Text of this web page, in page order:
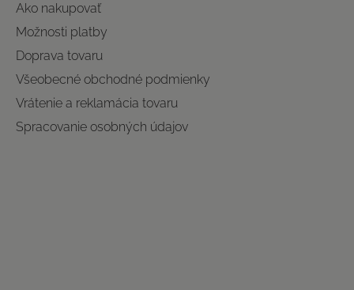
Ako nakupovať
Možnosti platby
Doprava tovaru
Všeobecné obchodné podmienky
Vrátenie a reklamácia tovaru
Spracovanie osobných údajov